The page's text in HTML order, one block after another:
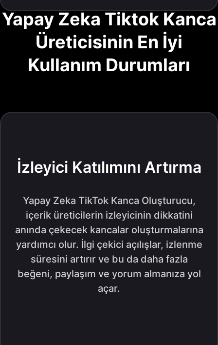
Yapay Zeka Tiktok Kanca
Üreticisinin En İyi
Kullanım Durumları
İzleyici Katılımını Artırma
Yapay Zeka TikTok Kanca Oluşturucu,
içerik üreticilerin izleyicinin dikkatini
anında çekecek kancalar oluşturmalarına
yardımcı olur. İlgi çekici açılışlar, izlenme
süresini artırır ve bu da daha fazla
beğeni, paylaşım ve yorum almanıza yol
açar.